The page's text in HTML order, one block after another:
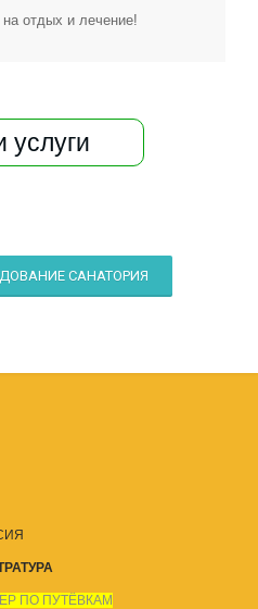
отдых и лечение!
САНАТОРИЯ
ПО ПУТЁВКАМ